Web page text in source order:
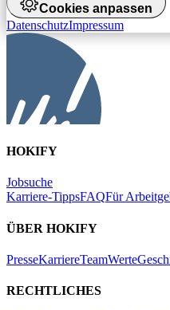
Cookies anpassen
DatenschutzImpressum
HOKIFY
Jobsuche
Karriere-TippsFAQFür
ÜBER HOKIFY
PresseKarriereTeamWerte
RECHTLICHES